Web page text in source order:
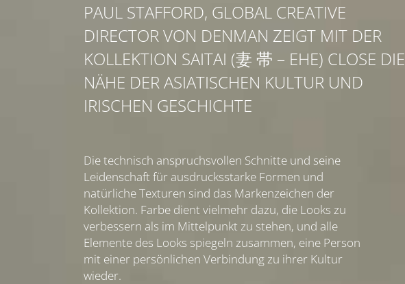
PAUL STAFFORD, GLOBAL CREATIVE
DIRECTOR VON DENMAN ZEIGT MIT DER
KOLLEKTION SAITAI (妻 帯 – EHE) CLOSE DIE
NÄHE DER ASIATISCHEN KULTUR UND
IRISCHEN GESCHICHTE
Die technisch anspruchsvollen Schnitte und seine
Leidenschaft für ausdrucksstarke Formen und
natürliche Texturen sind das Markenzeichen der
Kollektion. Farbe dient vielmehr dazu, die Looks zu
verbessern als im Mittelpunkt zu stehen, und alle
Elemente des Looks spiegeln zusammen, eine Person
mit einer persönlichen Verbindung zu ihrer Kultur
wieder.